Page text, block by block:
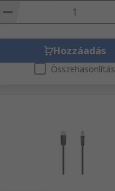
Hozzáadás
Összehasonlítás